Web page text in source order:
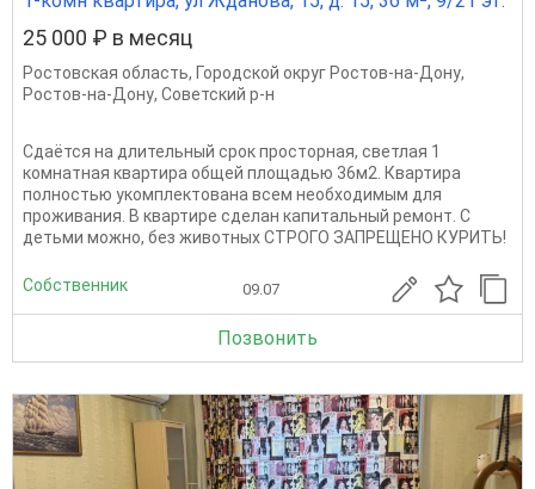
25 000 ₽ в месяц
Ростовская область, Городской округ Ростов-на-Дону,
Ростов-на-Дону, Советский р-н
Сдаётся на длительный срок просторная, светлая 1
комнатная квартира общей площадью 36м2. Квартира
полностью укомплектована всем необходимым для
проживания. В квартире сделан капитальный ремонт. С
детьми можно, без животных СТРОГО ЗАПРЕЩЕНО КУРИТЬ!
Собственник 09.07
Позвонить